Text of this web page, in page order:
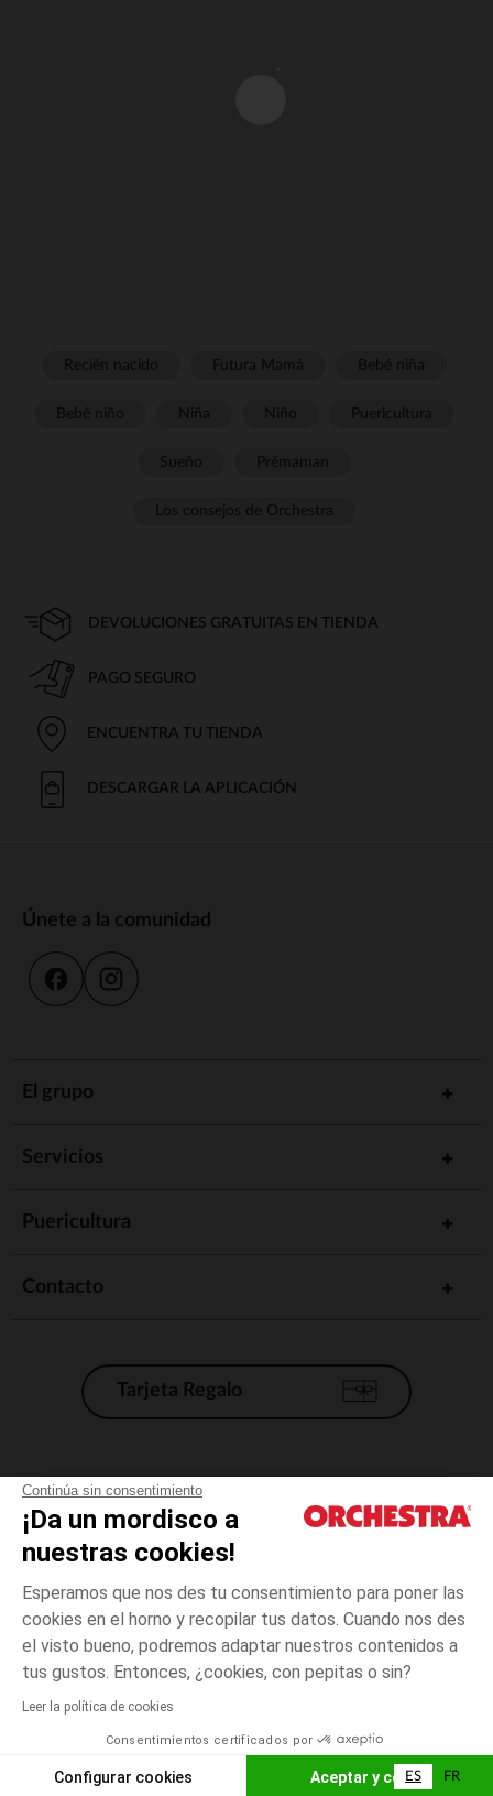
Continúa sin consentimiento
¡Da un mordisco a
nuestras cookies!
Esperamos que nos des tu consentimiento para poner las
cookies en el horno y recopilar tus datos. Cuando nos des
el visto bueno, podremos adaptar nuestros contenidos a
tus gustos. Entonces, ¿cookies, con pepitas o sin?
Leer la política de cookies
Consentimientos certificados por
Configurar cookies Aceptar y cerrar
Verde
3
meses
El pago medidante
AÑADIR A LA CESTA
DEVOLUCIONES GRATUITAS EN TIENDA
PAGO SEGURO
ENCUENTRA TU TIENDA
DESCARGAR LA APLICACIÓN
Únete a la comunidad
El grupo
Servicios
Puericultura
Contacto
Tarjeta Regalo
Condiciones generales de venta
Aviso Legal
*Condiciones de las ofertas actuales
Gestión de las cookies
Accesibilidad: no conforme
Orchestra adhiere al código de ética de la Federación Francesa de comercio
electrónico y venta a distancia (FEVAD) y al sistema de mediación de
ES FR